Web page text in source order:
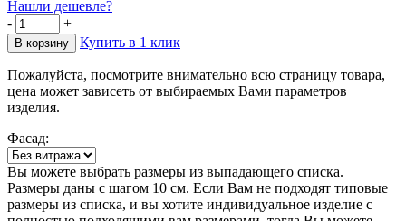
Нашли дешевле?
-
+
Купить в 1 клик
Пожалуйста, посмотрите внимательно всю страницу товара,
цена может зависеть от выбираемых Вами параметров
изделия.
Фасад:
Вы можете выбрать размеры из выпадающего списка.
Размеры даны с шагом 10 см. Если Вам не подходят типовые
размеры из списка, и вы хотите индивидуальное изделие с